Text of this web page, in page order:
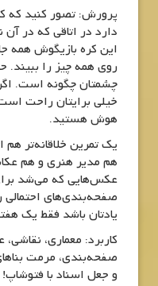
پرورش: تصور کنید که
دارد در اتاقی که در
این کره بازیگوش همه
روی همه چیز را ببیند.
چشمتان چگونه است.
خیلی برایتان راحت
هوش هستید.
یک تمرین خلاقانه‌تر
هم مدیر هنری و هم
عکس‌هایی که می‌شد
صفحه‌بندی‌های احتمالی
یادتان باشد فقط یک
کاربرد: معماری،
صفحه‌بندی، مرمت
و جعل اسناد با فتوشاپ!